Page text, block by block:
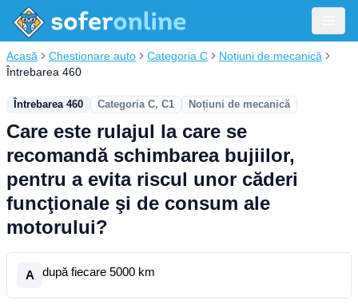
Acasă Chestionare auto Categoria C
Noțiuni de mecanică
Întrebarea 460
Întrebarea 460 Categoria C, C1 Noțiuni de mecanică
Care este rulajul la care se
recomandă schimbarea bujiilor,
pentru a evita riscul unor căderi
funcţionale şi de consum ale
motorului?
A după fiecare 5000 km